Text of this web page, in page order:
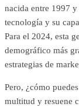
nacida entre 1997
tecnología y su
Para el 2024, esta
demográfico más
estrategias de
Pero, ¿cómo
multitud y resuene